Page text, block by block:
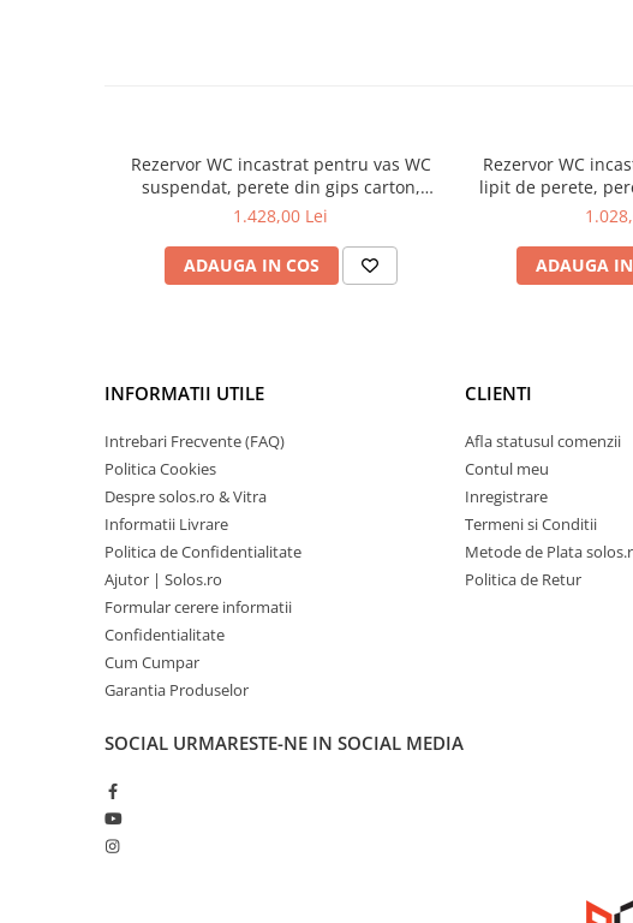
Rezervor WC incastrat pentru vas WC
suspendat, perete din gips carton,
82cm, 3/6l | 761-5805-01
1.428,00 Lei
ADAUGA IN COS
Rezervor WC
lipit de perete,
82cm, 3/6l |
ADAUGA
INFORMATII UTILE
Intrebari Frecvente (FAQ)
Politica Cookies
Despre solos.ro & Vitra
Informatii Livrare
Politica de Confidentialitate
Ajutor | Solos.ro
Formular cerere informatii
Confidentialitate
Cum Cumpar
Garantia Produselor
CLIENTI
Afla statusul comenzii
Contul meu
Inregistrare
Termeni si Conditii
Metode de Plata
Politica de Retur
SOCIAL URMARESTE-NE IN SOCIAL MEDIA